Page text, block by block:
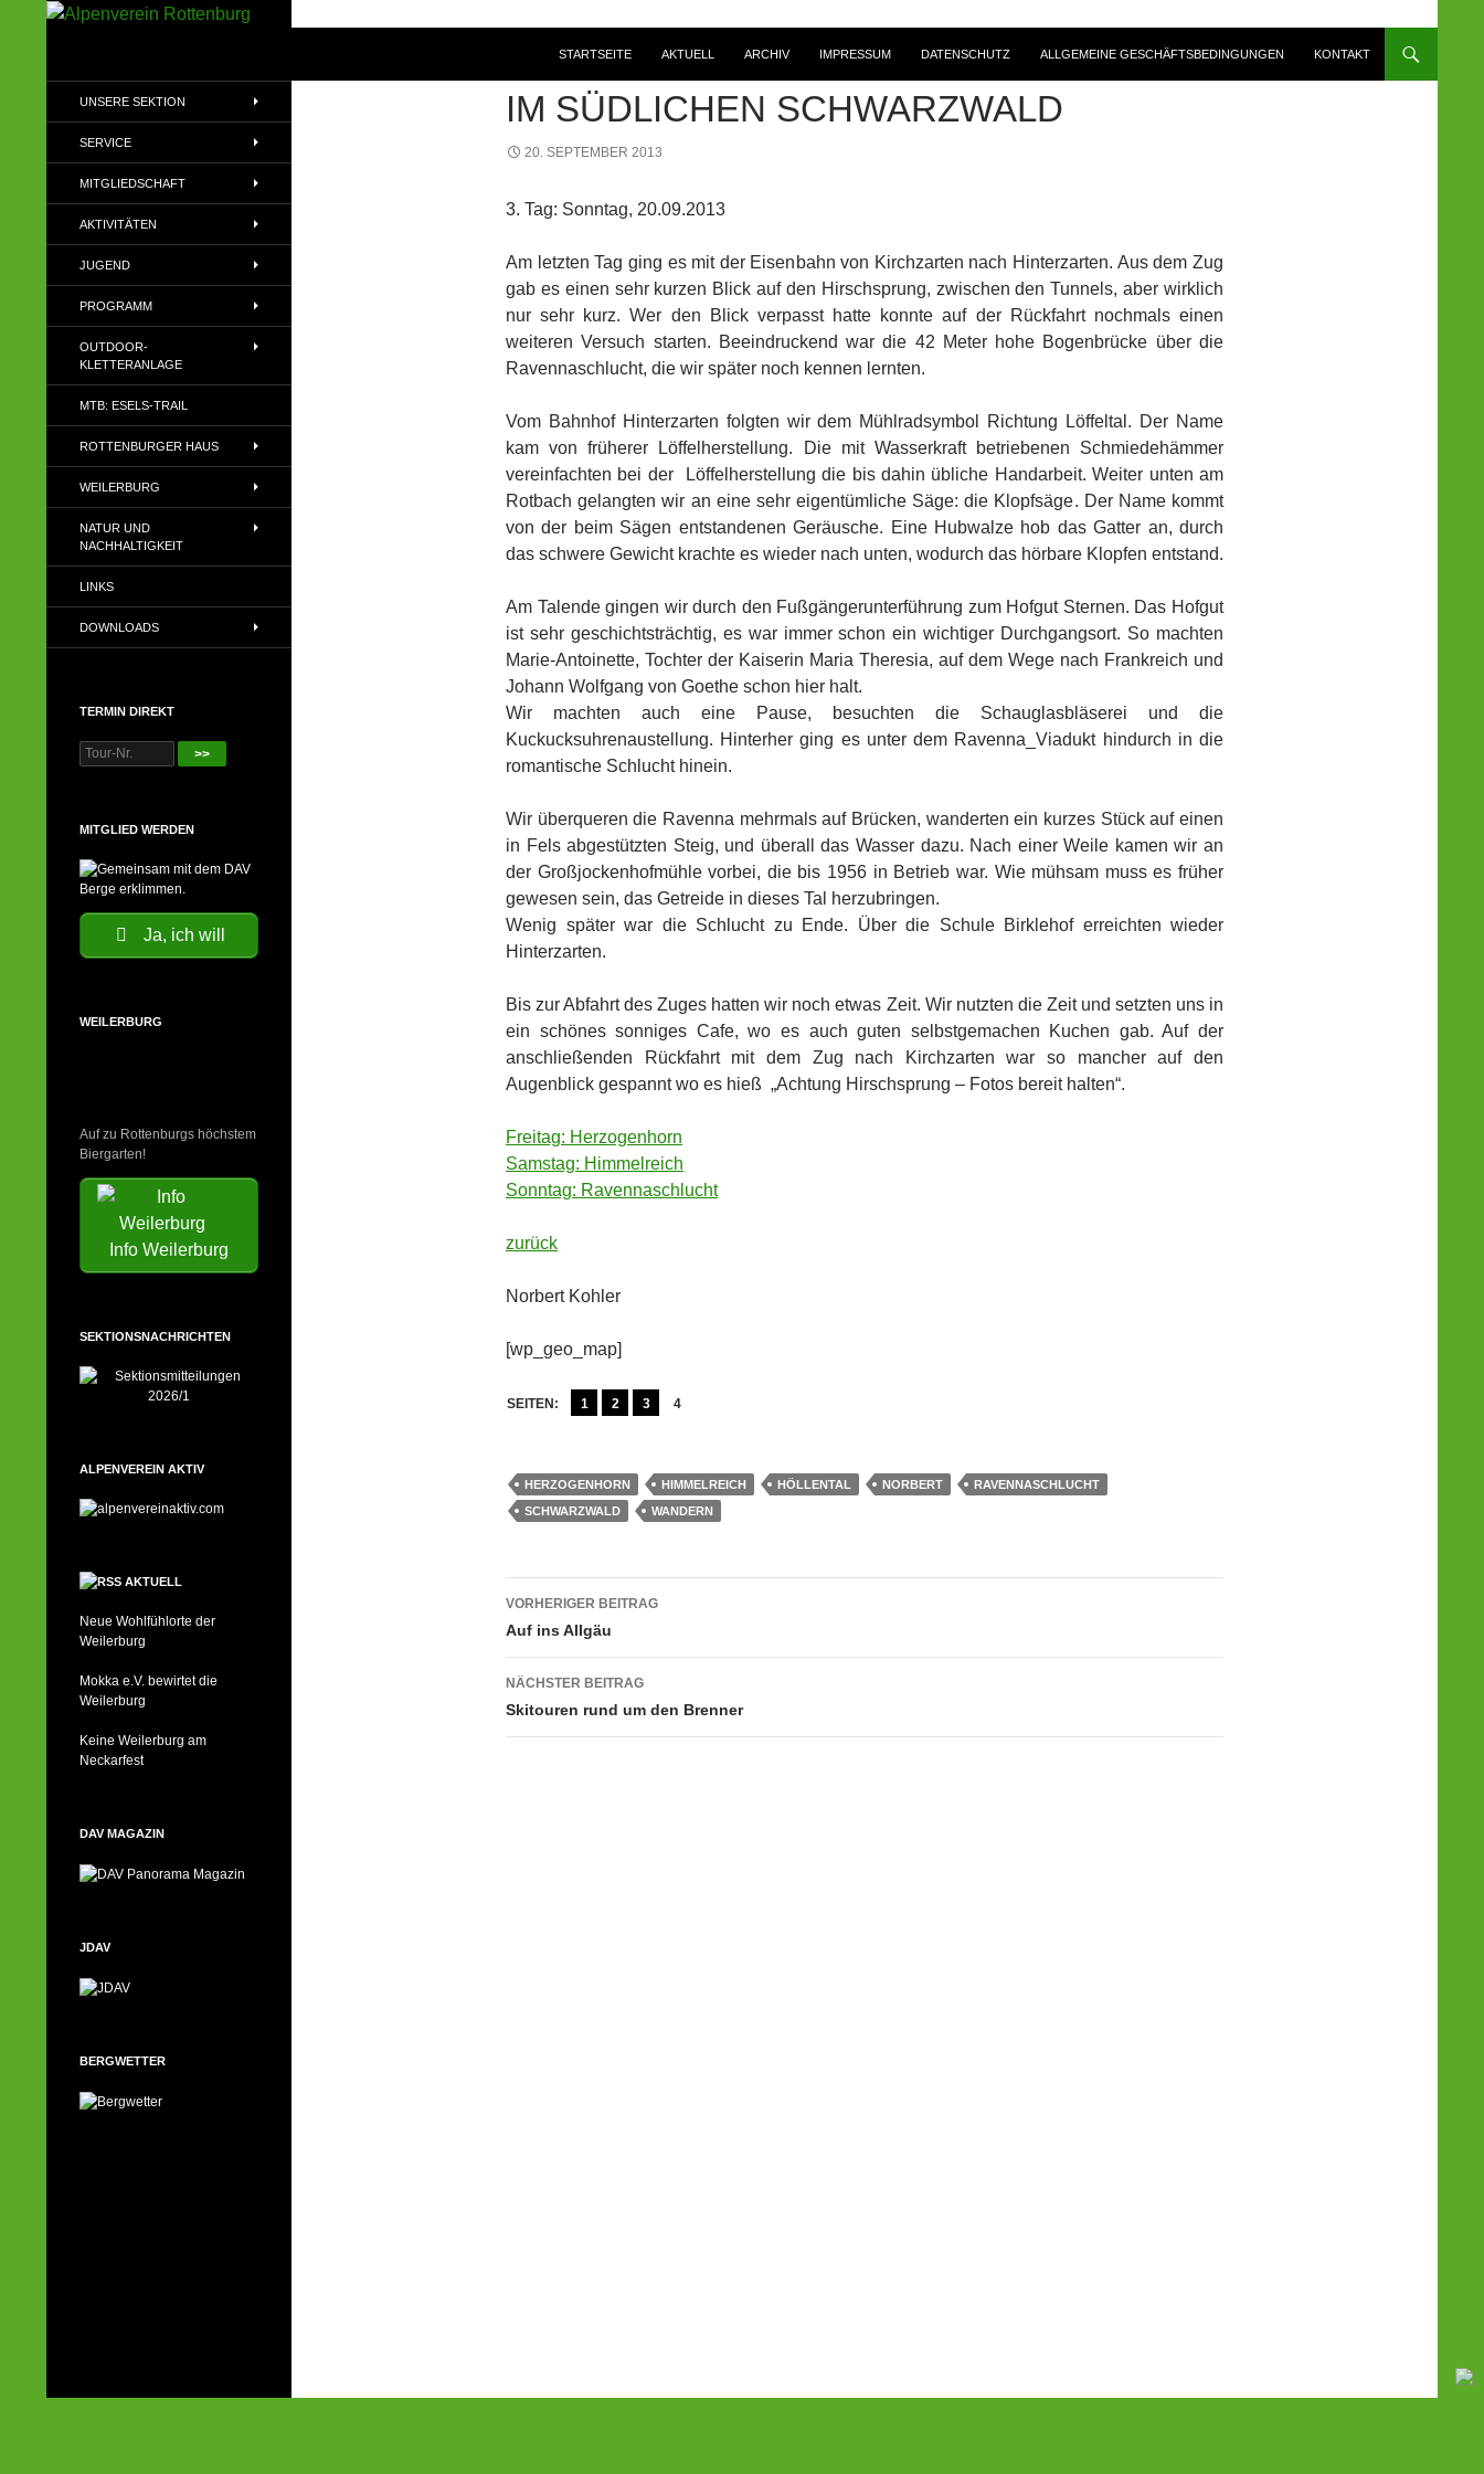
STARTSEITE AKTUELL ARCHIV IMPRESSUM DATENSCHUTZ ALLGEMEINE GESCHÄFTSBEDINGUNGEN KONTAKT
IM SÜDLICHEN SCHWARZWALD
20. SEPTEMBER 2013
3. Tag: Sonntag, 20.09.2013
Am letzten Tag ging es mit der Eisenbahn von Kirchzarten nach Hinterzarten. Aus dem Zug
gab es einen sehr kurzen Blick auf den Hirschsprung, zwischen den Tunnels, aber wirklich
nur sehr kurz. Wer den Blick verpasst hatte konnte auf der Rückfahrt nochmals einen
weiteren Versuch starten. Beeindruckend war die 42 Meter hohe Bogenbrücke über die
Ravennaschlucht, die wir später noch kennen lernten.
Vom Bahnhof Hinterzarten folgten wir dem Mühlradsymbol Richtung Löffeltal. Der Name
kam von früherer Löffelherstellung. Die mit Wasserkraft betriebenen Schmiedehämmer
vereinfachten bei der Löffelherstellung die bis dahin übliche Handarbeit. Weiter unten am
Rotbach gelangten wir an eine sehr eigentümliche Säge: die Klopfsäge. Der Name kommt
von der beim Sägen entstandenen Geräusche. Eine Hubwalze hob das Gatter an, durch
das schwere Gewicht krachte es wieder nach unten, wodurch das hörbare Klopfen entstand.
Am Talende gingen wir durch den Fußgängerunterführung zum Hofgut Sternen. Das Hofgut
ist sehr geschichtsträchtig, es war immer schon ein wichtiger Durchgangsort. So machten
Marie-Antoinette, Tochter der Kaiserin Maria Theresia, auf dem Wege nach Frankreich und
Johann Wolfgang von Goethe schon hier halt.
Wir machten auch eine Pause, besuchten die Schauglasbläserei und die
Kuckucksuhrenaustellung. Hinterher ging es unter dem Ravenna_Viadukt hindurch in die
romantische Schlucht hinein.
Wir überqueren die Ravenna mehrmals auf Brücken, wanderten ein kurzes Stück auf einen
in Fels abgestützten Steig, und überall das Wasser dazu. Nach einer Weile kamen wir an
der Großjockenhofmühle vorbei, die bis 1956 in Betrieb war. Wie mühsam muss es früher
gewesen sein, das Getreide in dieses Tal herzubringen.
Wenig später war die Schlucht zu Ende. Über die Schule Birklehof erreichten wieder
Hinterzarten.
Bis zur Abfahrt des Zuges hatten wir noch etwas Zeit. Wir nutzten die Zeit und setzten uns in
ein schönes sonniges Cafe, wo es auch guten selbstgemachen Kuchen gab. Auf der
anschließenden Rückfahrt mit dem Zug nach Kirchzarten war so mancher auf den
Augenblick gespannt wo es hieß „Achtung Hirschsprung – Fotos bereit halten“.
Freitag: Herzogenhorn
Samstag: Himmelreich
Sonntag: Ravennaschlucht
zurück
Norbert Kohler
[wp_geo_map]
SEITEN: 1 2 3 4
HERZOGENHORN HIMMELREICH HÖLLENTAL NORBERT
RAVENNASCHLUCHT
SCHWARZWALD
WANDERN
Beitragsnavigation
VORHERIGER BEITRAG
Auf ins Allgäu
NÄCHSTER BEITRAG
Skitouren rund um den Brenner
Alpenvereins (DAV) e.V
UNSERE SEKTION
SERVICE
MITGLIEDSCHAFT
AKTIVITÄTEN
JUGEND
PROGRAMM
OUTDOOR-
KLETTERANLAGE
MTB: ESELS-TRAIL
ROTTENBURGER HAUS
WEILERBURG
NATUR UND
NACHHALTIGKEIT
LINKS
DOWNLOADS
TERMIN DIREKT
>>
MITGLIED WERDEN
Ja, ich will
WEILERBURG
Auf zu Rottenburgs höchstem
Biergarten!
Info Weilerburg
SEKTIONSNACHRICHTEN
ALPENVEREIN AKTIV
AKTUELL
Neue Wohlfühlorte der
Weilerburg
Mokka e.V. bewirtet die
Weilerburg
Keine Weilerburg am
Neckarfest
DAV MAGAZIN
JDAV
BERGWETTER